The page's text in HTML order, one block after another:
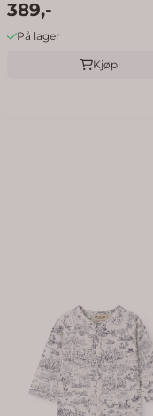
...
389,-
På lager
Kjøp